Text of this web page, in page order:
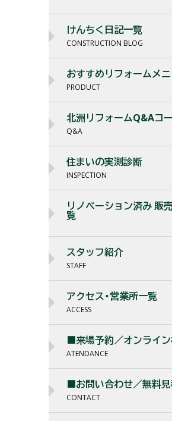
けんちく日記一覧
CONSTRUCTION BLOG
おすすめリフォームメ
PRODUCT
北洲リフォームQ&Aコ
Q&A
住まいの実測診断
INSPECTION
リノベーション済み 販
覧
スタッフ紹介
STAFF
アクセス・営業所一覧
ACCESS
■来場予約／オンライ
ATENDANCE
■お問い合わせ／無料
CONTACT